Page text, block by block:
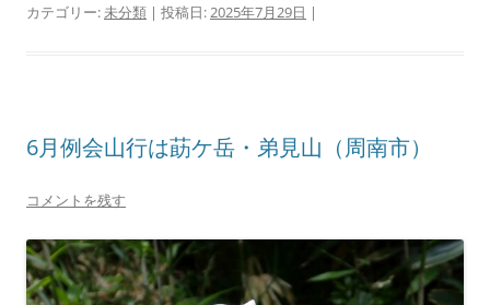
カテゴリー:未分類 | 投稿日:2025年7月29日 |
6月例会山行は莇ケ岳・弟見山（周南市）
コメントを残す